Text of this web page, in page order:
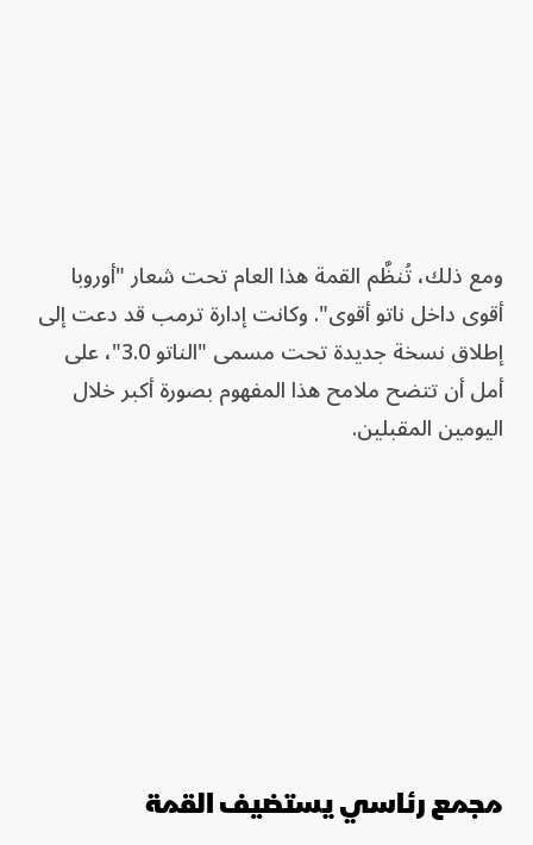
ومع ذلك، تُنظَّم القمة هذا العام تحت شعار "أوروبا
أقوى داخل ناتو أقوى". وكانت إدارة ترمب قد دعت إلى
إطلاق نسخة جديدة تحت مسمى "الناتو 3.0"، على
أمل أن تتضح ملامح هذا المفهوم بصورة أكبر خلال
اليومين المقبلين.
مجمع رئاسي يستضيف القمة